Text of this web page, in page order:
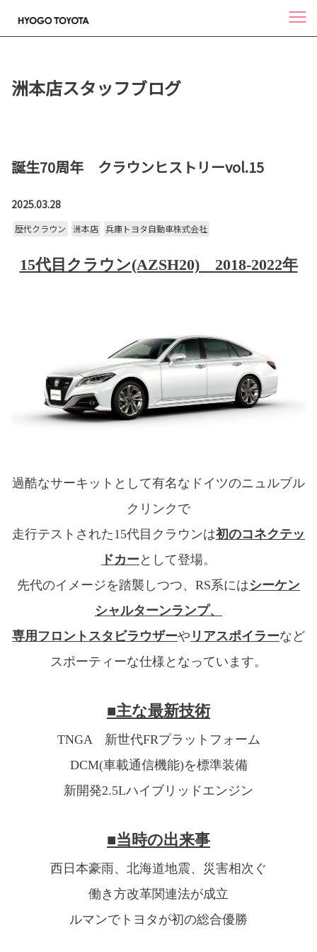
洲本店スタッフブログ
誕生70周年 クラウンヒストリーvol.15
2025.03.28
歴代クラウン 洲本店 兵庫トヨタ自動車株式会社
15代目クラウン(AZSH20) 2018-2022年
過酷なサーキットとして有名なドイツのニュルブル
クリンクで
走行テストされた15代目クラウンは初のコネクテッ
ドカーとして登場。
先代のイメージを踏襲しつつ、RS系にはシーケン
シャルターンランプ、
専用フロントスタビラウザーや リアスポイラーなど
スポーティーな仕様となっています。
■主な最新技術
TNGA 新世代FRプラットフォーム
DCM(車載通信機能)を標準装備
新開発2.5Lハイブリッドエンジン
■当時の出来事
西日本豪雨、北海道地震、災害相次ぐ
働き方改革関連法が成立
ルマンでトヨタが初の総合優勝